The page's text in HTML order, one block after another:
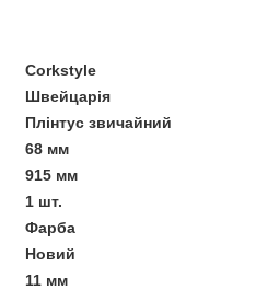
Corkstyle
Швейцарія
Плінтус звичайний
68 мм
915 мм
1 шт.
Фарба
Новий
11 мм